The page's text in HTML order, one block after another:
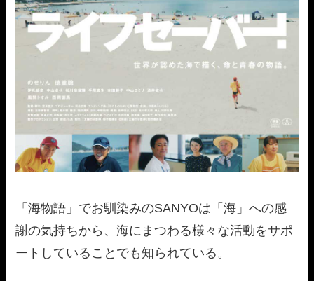
「海物語」でお馴染みのSANYOは「海」への感
謝の気持ちから、海にまつわる様々な活動をサポ
ートしていることでも知られている。